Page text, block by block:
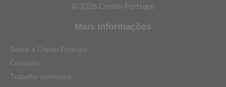
© 2026 Credin Portugal
Mais Informações
Sobre a Credin Portugal
Contacto
Trabalhe connosco